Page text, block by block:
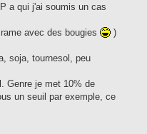
a qui j'ai soumis un cas
avec des bougies
)
soja, tournesol, peu
Genre je met 10% de
un seuil par exemple, ce